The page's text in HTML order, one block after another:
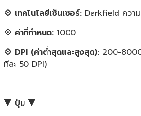
💠 เทคโนโลยีเซ็นเซอร์: Darkfield ควา
💠 ค่าที่กำหนด: 1000
💠 DPI (ค่าต่ำสุดและสูงสุด): 200-
ทีละ 50 DPI)
🔻 ปุ่ม 🔻